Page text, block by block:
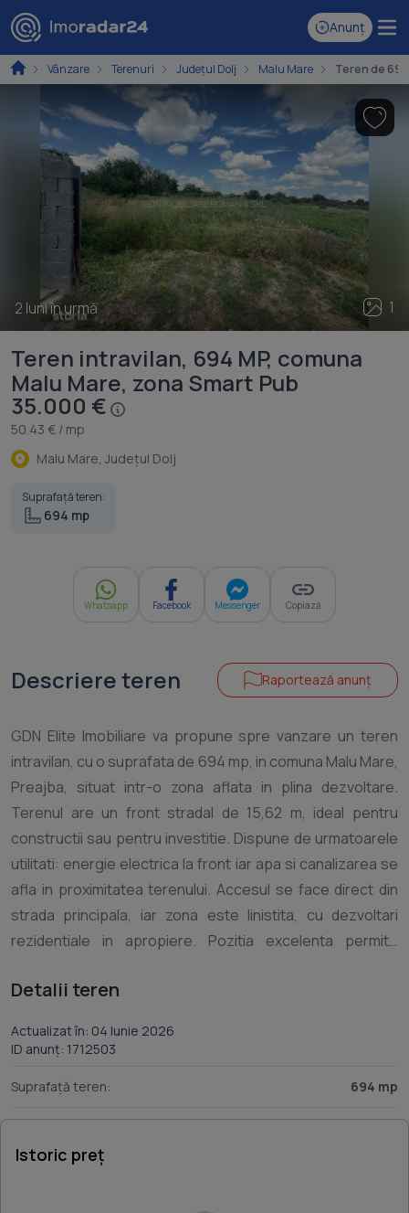
Anunț
Vânzare Terenuri Județul Dolj Malu Mare Teren de
2 luni în urmă 1
Teren intravilan, 694 MP, comuna
Malu Mare, zona Smart Pub
35.000 €
50.43 € / mp
Malu Mare, Judeţul Dolj
Suprafață teren:
694 mp
Whatsapp Facebook Messenger Copiază
Descriere teren Raportează anunț
GDN Elite Imobiliare va propune spre vanzare un teren
intravilan, cu o suprafata de 694 mp, in comuna Malu Mare,
Preajba, situat intr-o zona aflata in plina dezvoltare.
Terenul are un front stradal de 15,62 m, ideal pentru
constructii sau pentru investitie. Dispune de urmatoarele
utilitati: energie electrica la front iar apa si canalizarea se
afla in proximitatea terenului. Accesul se face direct din
strada principala, iar zona este linistita, cu dezvoltari
rezidentiale in apropiere. Pozitia excelenta permite
Detalii teren
Actualizat în: 04 Iunie 2026
ID anunț: 1712503
Suprafață teren: 694 mp
Istoric preț